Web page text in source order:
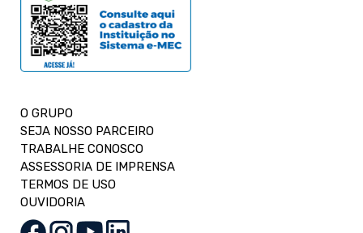
O GRUPO
SEJA NOSSO PARCEIRO
TRABALHE CONOSCO
ASSESSORIA DE IMPRENSA
TERMOS DE USO
OUVIDORIA